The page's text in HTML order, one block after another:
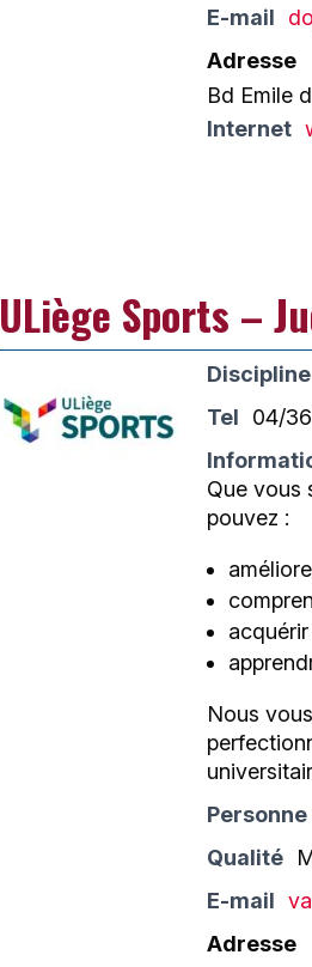
E-mail
Adresse
Bd Emile
Internet
ULiège Sports –
Discipline
Tel
04/
Que vous
pouvez :
Nous
Qualité
E-mail
Adresse